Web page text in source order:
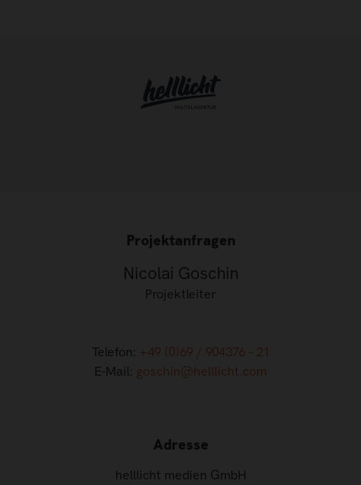
Projektanfragen
Nicolai Goschin
Projektleiter
Telefon: +49 (0)69 / 904376 - 21
E-Mail: goschin@helllicht.com
Adresse
helllicht medien GmbH